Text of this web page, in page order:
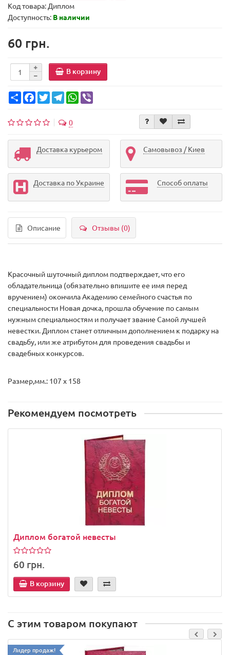
Код товара: Диплом
Доступность: В наличии
60 грн.
В корзину
Share FacebookTwitterTelegramWhatsApp
0
Доставка курьером Самовывоз / Киев
Доставка по Украине Способ оплаты
Описание Отзывы (0)
Красочный шуточный диплом подтверждает, что его
обладательница (обязательно впишите ее имя перед
вручением) окончила Академию семейного счастья по
специальности Новая дочка, прошла обучение по самым
нужным специальностям и получает звание Самой лучшей
невестки. Диплом станет отличным дополнением к подарку на
свадьбу, или же атрибутом для проведения свадьбы и
свадебных конкурсов.
Размер,мм.: 107 х 158
Рекомендуем посмотреть
Диплом богатой невесты
60 грн.
В корзину
С этим товаром покупают
Лидер продаж!